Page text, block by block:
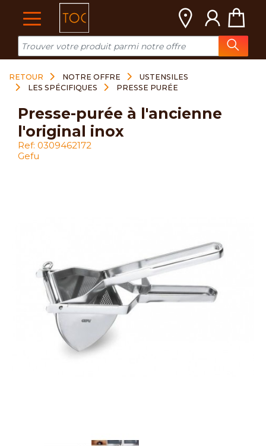
RETOUR NOTRE OFFRE
USTENSILES
LES SPÉCIFIQUES
PRESSE PURÉE
presse-purée à l'ancienne
l'original inox
Ref: 0309462172
Gefu
Cookies management panel